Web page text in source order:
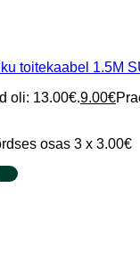
toitekaabel 1.5M
oli: 13.00€.9.00€
osas 3 x 3.00€